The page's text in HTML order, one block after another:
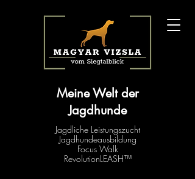
Meine Welt der
Jagdhunde
Jagdliche Leistungszucht
Jagdhundeausbildung
Focus Walk
RevolutionLEASH™